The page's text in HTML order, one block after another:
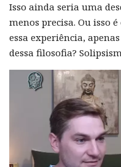
Isso ainda seria uma
menos precisa. Ou isso
essa experiência,
dessa filosofia?